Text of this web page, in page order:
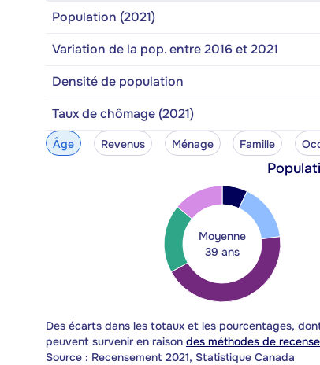
Population (2021)
Variation de la pop. entre 2016 et 2021
Densité de population
Taux de chômage (2021)
Âge Revenus Ménage Famille
Moyenne
39 ans
Des écarts dans les totaux et les pourcentages,
peuvent survenir en raison des méthodes de
Source : Recensement 2021, Statistique Canada